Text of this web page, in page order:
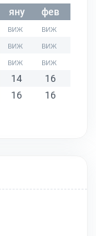
яну фев
14 16
16 16